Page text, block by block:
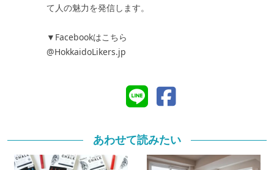
て人の魅力を発信します。
▼Facebookはこちら
@HokkaidoLikers.jp
あわせて読みたい